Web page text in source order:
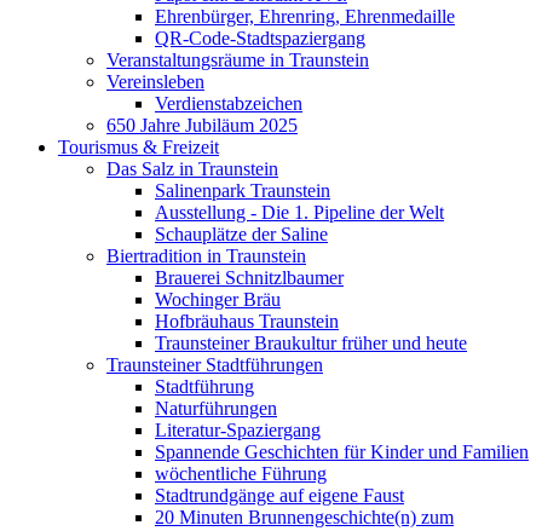
Ehrenbürger, Ehrenring, Ehrenmedaille
QR-Code-Stadtspaziergang
Veranstaltungsräume in Traunstein
Vereinsleben
Verdienstabzeichen
650 Jahre Jubiläum 2025
Tourismus & Freizeit
Das Salz in Traunstein
Salinenpark Traunstein
Ausstellung - Die 1. Pipeline der Welt
Schauplätze der Saline
Biertradition in Traunstein
Brauerei Schnitzlbaumer
Wochinger Bräu
Hofbräuhaus Traunstein
Traunsteiner Braukultur früher und heute
Traunsteiner Stadtführungen
Stadtführung
Naturführungen
Literatur-Spaziergang
Spannende Geschichten für Kinder und Familien
wöchentliche Führung
Stadtrundgänge auf eigene Faust
20 Minuten Brunnengeschichte(n) zum